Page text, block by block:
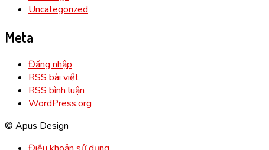
Uncategorized
Meta
Đăng nhập
RSS bài viết
RSS bình luận
WordPress.org
© Apus Design